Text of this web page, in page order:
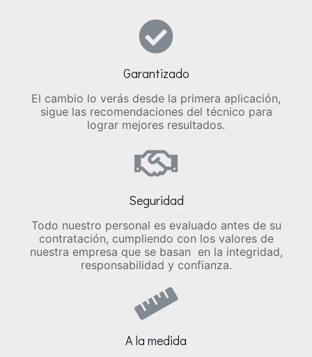
Garantizado
El cambio lo verás desde la primera aplicación,
sigue las recomendaciones del técnico para
lograr mejores resultados.
Seguridad
Todo nuestro personal es evaluado antes de su
contratación, cumpliendo con los valores de
nuestra empresa que se basan en la integridad,
responsabilidad y confianza.
A la medida